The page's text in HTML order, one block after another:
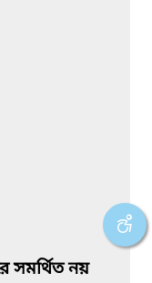
সমর্থিত নয়